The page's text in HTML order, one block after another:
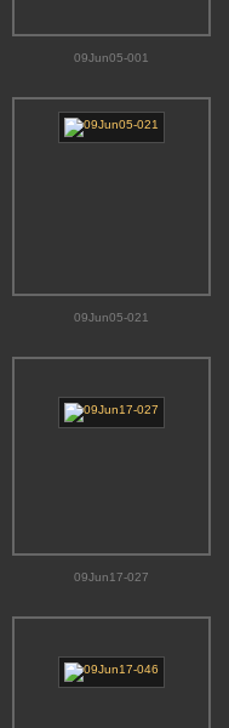
09Jun05-001
09Jun05-021
09Jun17-027